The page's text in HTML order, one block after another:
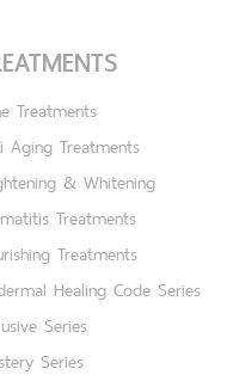
Treatments
Aging Treatments
& Whitening
Treatments
Treatments
Healing Code Series
Series
Series